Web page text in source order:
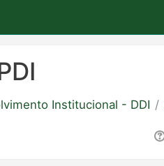
Institucional - DDI